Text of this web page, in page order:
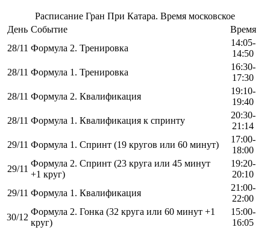
Расписание Гран При Катара. Время московское
День Событие
Время
28/11 Формула 2. Тренировка
14:05-
14:50
28/11 Формула 1. Тренировка
16:30-
17:30
28/11 Формула 2. Квалификация
19:10-
19:40
28/11 Формула 1. Квалификация к спринту
20:30-
21:14
29/11 Формула 1. Спринт (19 кругов или 60 минут)
17:00-
18:00
29/11
Формула 2. Спринт (23 круга или 45 минут
+1 круг)
19:20-
20:10
29/11 Формула 1. Квалификация
21:00-
22:00
30/12
Формула 2. Гонка (32 круга или 60 минут +1
круг)
15:00-
16:05